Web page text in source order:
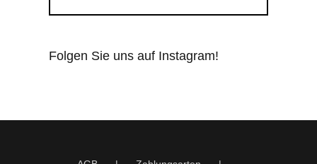
Folgen Sie uns auf Instagram!